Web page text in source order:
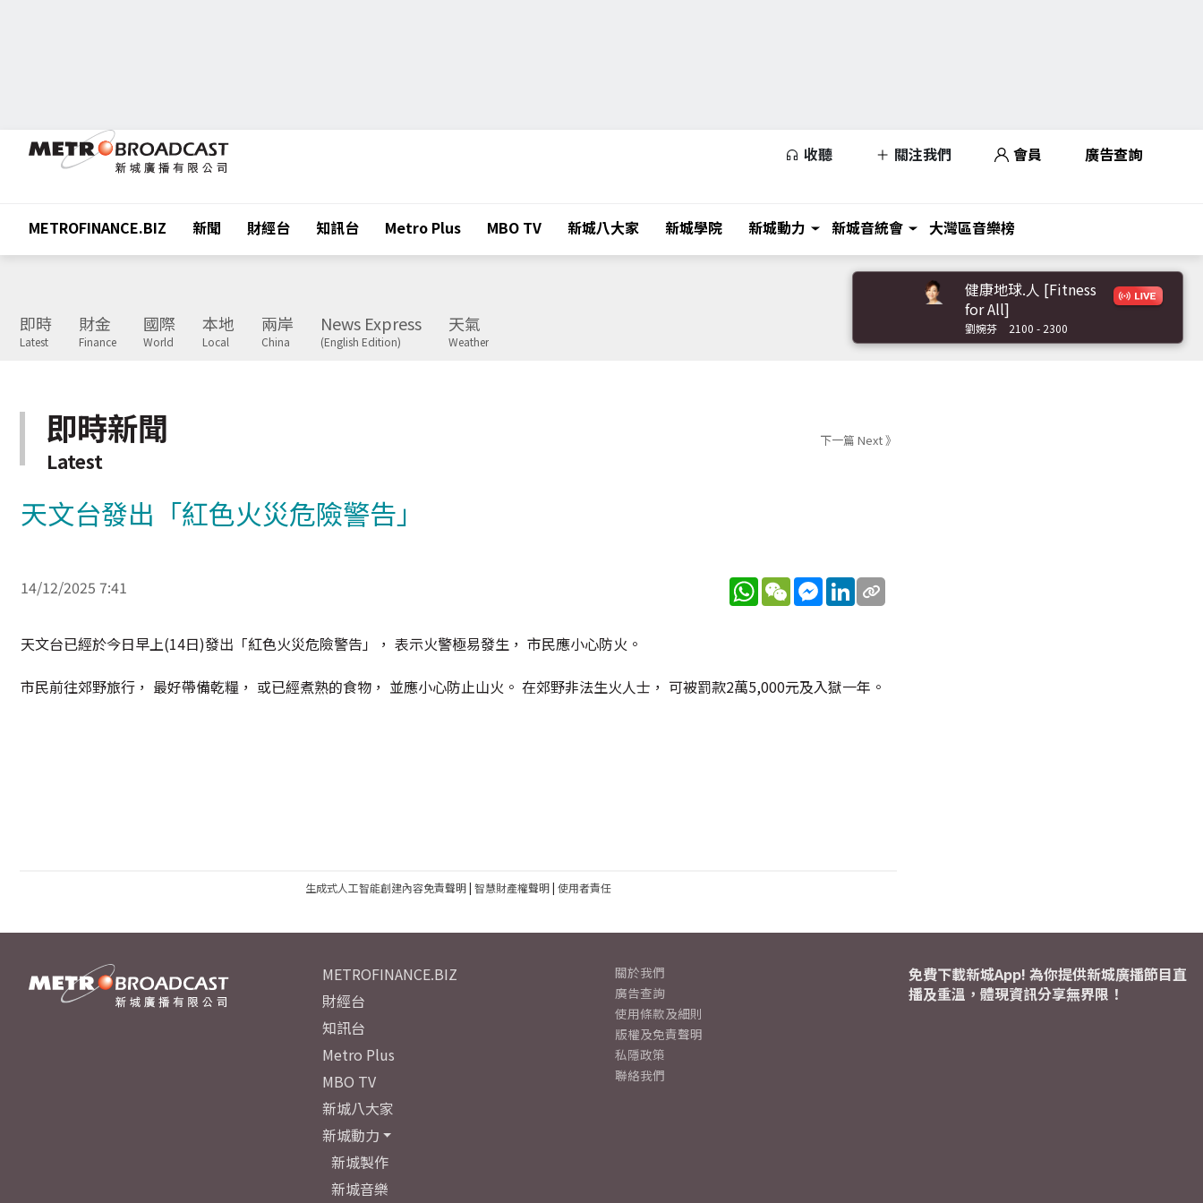
收聽 關注我們 會員 廣告查詢
METROFINANCE.BIZ 新聞 財經台 知訊台 Metro Plus MBO TV 新城八大家 新城學院 新城動力 新城音統會 大灣區音樂榜
即時
Latest
財金
Finance
國際
World
本地
Local
兩岸
China
News Express
(English Edition)
天氣
Weather
健康地球.人 [Fitness
for All]
劉婉芬 2100 - 2300
即時新聞
Latest
下一篇 Next 》
天文台發出「紅色火災危險警告」
14/12/2025 7:41 WhatsApp
WeChatMessenger
LinkedIn
天文台已經於今日早上(14日)發出「紅色火災危險警告」， 表示火警極易發生， 市民應小心防火。
市民前往郊野旅行， 最好帶備乾糧， 或已經煮熟的食物， 並應小心防止山火。 在郊野非法生火人士， 可被罰款2萬5,000元及入獄一年。
生成式人工智能創建內容免責聲明| 智慧財產權聲明| 使用者責任
METROFINANCE.BIZ
財經台
知訊台
Metro Plus
MBO TV
新城八大家
新城動力
新城製作
新城音樂
關於我們
廣告查詢
使用條款及細則
版權及免責聲明
私隱政策
聯絡我們
免費下載新城App! 為你提供新城廣播節目直
播及重溫，體現資訊分享無界限！